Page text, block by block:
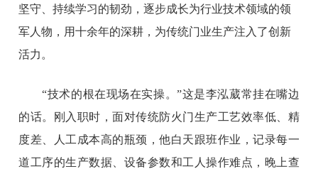
坚守、持续学习的韧劲，逐步成长为行业技术领域的领
军人物，用十余年的深耕，为传统门业生产注入了创新
活力。
“技术的根在现场在实操。”这是李泓葳常挂在嘴边
的话。刚入职时，面对传统防火门生产工艺效率低、精
度差、人工成本高的瓶颈，他白天跟班作业，记录每一
道工序的生产数据、设备参数和工人操作难点，晚上查